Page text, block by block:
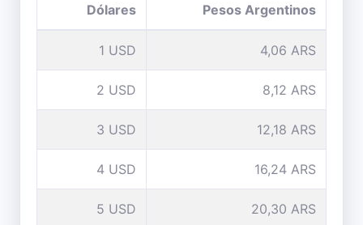
Dólares Pesos Argentinos
1 USD 4,06 ARS
2 USD 8,12 ARS
3 USD 12,18 ARS
4 USD 16,24 ARS
5 USD 20,30 ARS